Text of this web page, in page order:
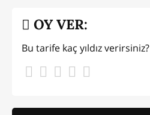
OY VER:
Bu tarife kaç yıldız verirsiniz?